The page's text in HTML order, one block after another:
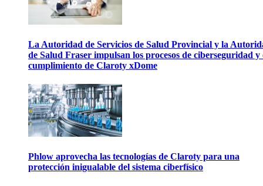
La Autoridad de Servicios de Salud Provincial y la
de Salud Fraser impulsan los procesos de ciberseguridad y
cumplimiento de Claroty xDome
Phlow aprovecha las tecnologías de Claroty para una
protección inigualable del sistema ciberfísico